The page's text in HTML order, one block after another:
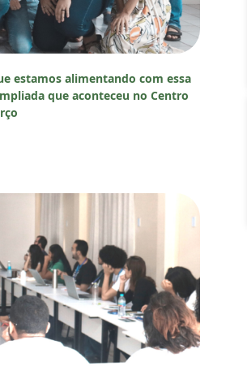
estamos alimentando com essa
que aconteceu no Centro